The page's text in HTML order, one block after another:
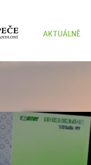
AKTUÁLNĚ